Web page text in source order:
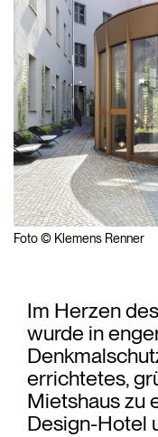
Foto © Klemens Renner
Im Herzen
wurde in
errichtetes,
Mietshaus zu
Design-Hotel